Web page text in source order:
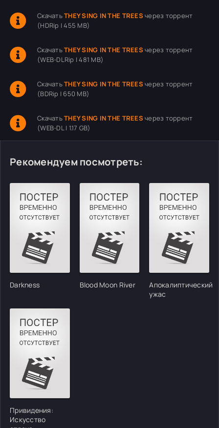
СкачатьTHEY SING IN THE TREES через торрент
(HDRip | 455 MB)
СкачатьTHEY SING IN THE TREES через торрент
(WEB-DLRip | 481 MB)
СкачатьTHEY SING IN THE TREES через торрент
(BDRip | 650 MB)
СкачатьTHEY SING IN THE TREES через торрент
(WEB-DL | 1.17 GB)
Рекомендуем посмотреть:
Darkness Blood Moon River
Апокалиптический
ужас
Привидения:
Искусство